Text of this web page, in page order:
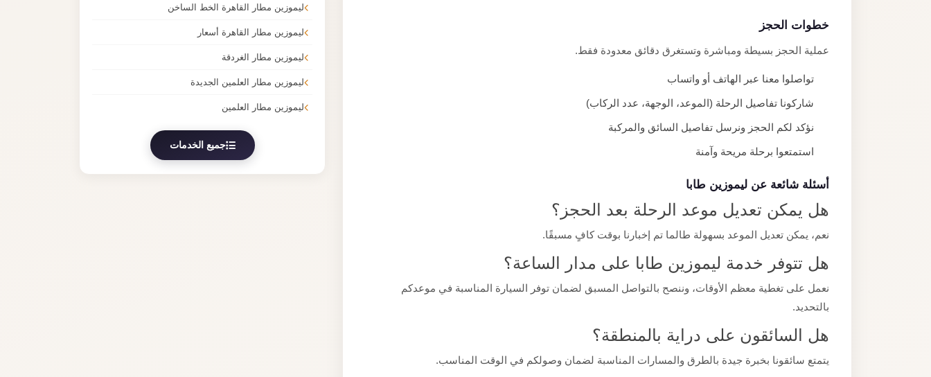
خطوات الحجز
عملية الحجز بسيطة ومباشرة وتستغرق دقائق معدودة فقط.
تواصلوا معنا عبر الهاتف أو واتساب
شاركونا تفاصيل الرحلة (الموعد، الوجهة، عدد الركاب)
نؤكد لكم الحجز ونرسل تفاصيل السائق والمركبة
استمتعوا برحلة مريحة وآمنة
أسئلة شائعة عن ليموزين طابا
هل يمكن تعديل موعد الرحلة بعد الحجز؟
نعم، يمكن تعديل الموعد بسهولة طالما تم إخبارنا بوقت كافٍ مسبقًا.
هل تتوفر خدمة ليموزين طابا على مدار الساعة؟
نعمل على تغطية معظم الأوقات، وننصح بالتواصل المسبق لضمان توفر السيارة المناسبة في موعدكم
بالتحديد.
هل السائقون على دراية بالمنطقة؟
يتمتع سائقونا بخبرة جيدة بالطرق والمسارات المناسبة لضمان وصولكم في الوقت المناسب.
ليموزين مطار القاهرة الخط الساخن
ليموزين مطار القاهرة أسعار
ليموزين مطار الغردقة
ليموزين مطار العلمين الجديدة
ليموزين مطار العلمين
جميع الخدمات